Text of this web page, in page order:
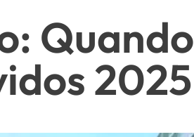
Quando
2025